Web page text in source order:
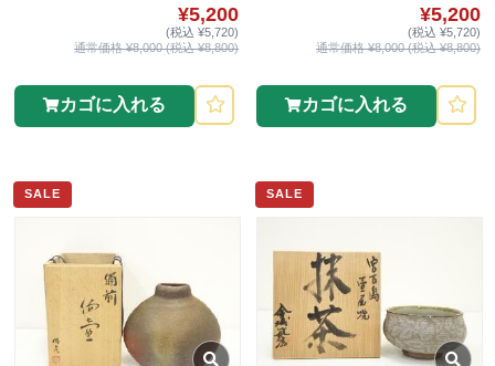
¥5,200
(税込 ¥5,720)
通常価格 ¥8,000 (税込 ¥8,800)
カゴに入れる
¥5,200
(税込 ¥5,720)
通常価格 ¥8,000 (税込 ¥8,800)
カゴに入れる
SALE SALE